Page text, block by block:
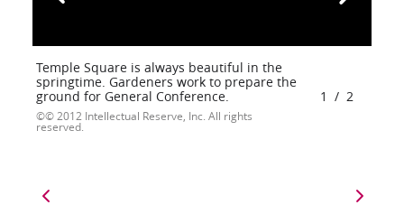
Temple Square is always beautiful in the
springtime. Gardeners work to prepare the
ground for General Conference.
© 2012 Intellectual Reserve, Inc. All rights
reserved.
1 / 2